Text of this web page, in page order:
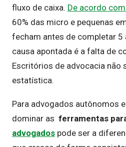
fluxo de caixa. De acordo
60% das micro e pequenas
fecham antes de completar 5
causa apontada é a falta de
Escritórios de advocacia não
estatística.
Para advogados autônomos
dominar as ferramentas
advogados pode ser a